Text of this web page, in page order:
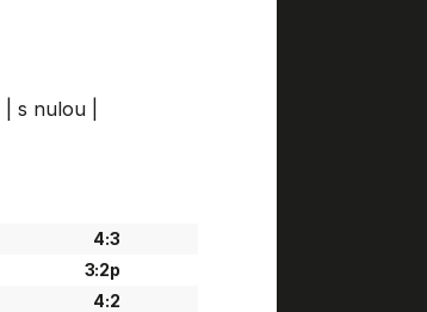
s nulou|
4:3
3:2p
4:2